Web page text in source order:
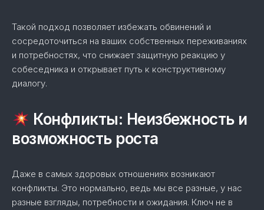
Такой подход позволяет избежать обвинений и
сосредоточиться на ваших собственных переживаниях
и потребностях, что снижает защитную реакцию у
собеседника и открывает путь к конструктивному
диалогу.
Конфликты: Неизбежность и
возможность роста
Даже в самых здоровых отношениях возникают
конфликты. Это нормально, ведь мы все разные, у нас
разные взгляды, потребности и ожидания. Ключ не в